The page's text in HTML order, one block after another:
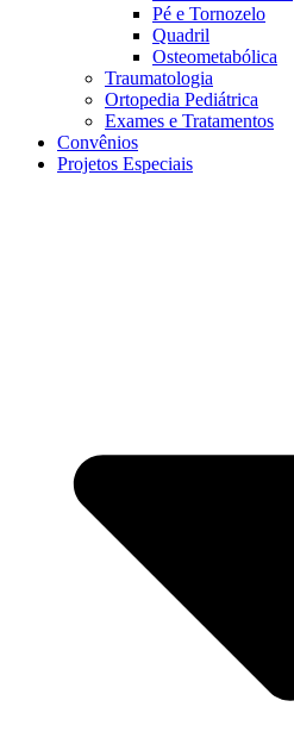
Pé e Tornozelo
Quadril
Osteometabólica
Traumatologia
Ortopedia Pediátrica
Exames e Tratamentos
Convênios
Projetos Especiais